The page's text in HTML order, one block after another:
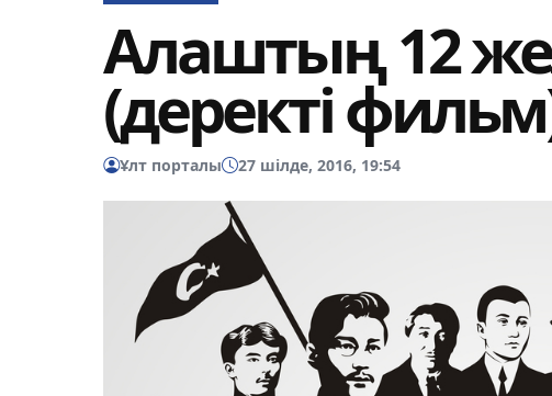
Алаштың 12
(деректі
Ұлт порталы 27 шілде, 2016, 19:54